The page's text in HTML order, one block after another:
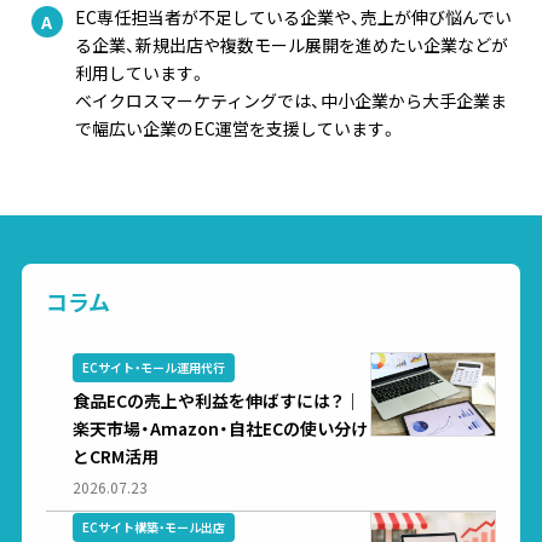
EC専任担当者が不足している企業や、売上が伸び悩んでい
る企業、新規出店や複数モール展開を進めたい企業などが
利用しています。
ベイクロスマーケティングでは、中小企業から大手企業ま
で幅広い企業のEC運営を支援しています。
コラム
ECサイト・モール運用代行
食品ECの売上や利益を伸ばすには？｜
楽天市場・Amazon・自社ECの使い分け
とCRM活用
2026.07.23
ECサイト構築・モール出店